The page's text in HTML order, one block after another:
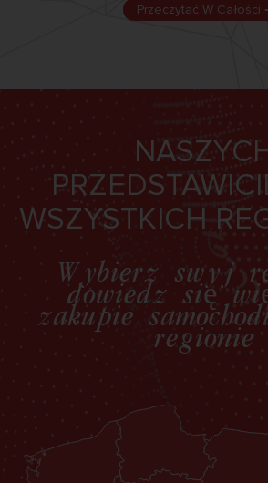
Przeczytać W Całości
WSZYSTKICH
Wybierz swój
dowiedz się
zakupie
regionie